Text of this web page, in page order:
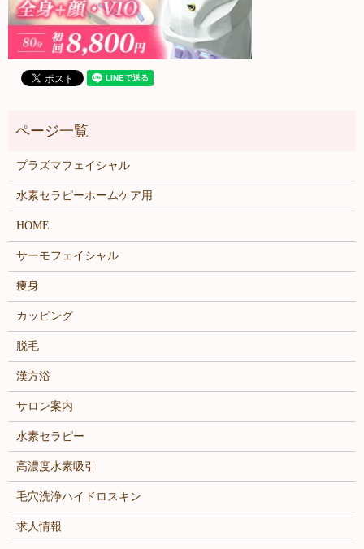
プラズマフェイシャル
水素セラピーホームケア用
HOME
サーモフェイシャル
痩身
カッピング
脱毛
漢方浴
サロン案内
水素セラピー
高濃度水素吸引
毛穴洗浄ハイドロスキン
求人情報